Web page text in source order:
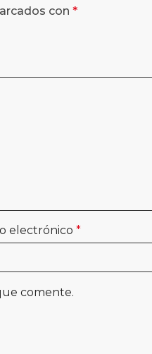
con *
electrónico *
comente.